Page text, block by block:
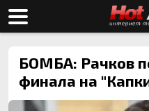
БОМБА: Рачков
финала на